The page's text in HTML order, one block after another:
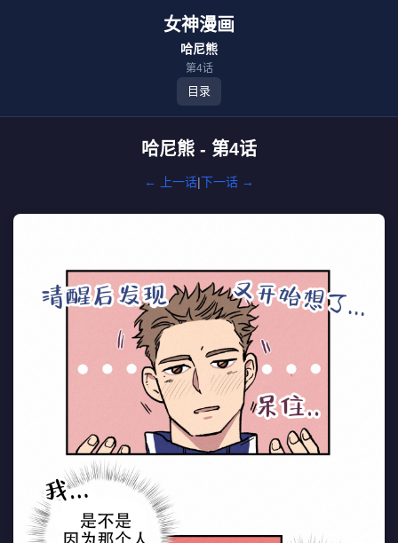
女神漫画
哈尼熊
第4话
目录
哈尼熊 - 第4话
← 上一话|下一话 →